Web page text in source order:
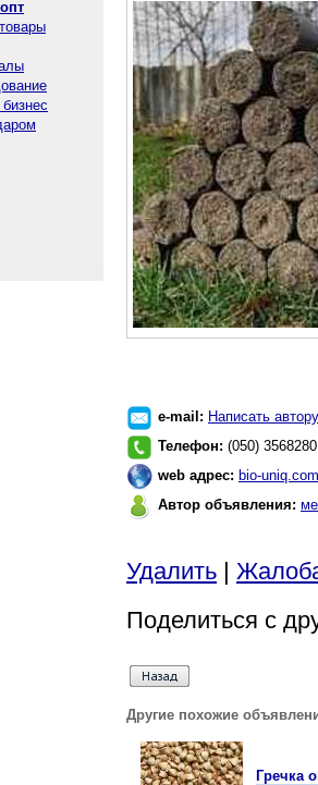
e-mail: Написать автору
Телефон: (050)
web адрес: bio-
Автор объявления:
Удалить |
Поделиться с
Другие похожие
Гречка